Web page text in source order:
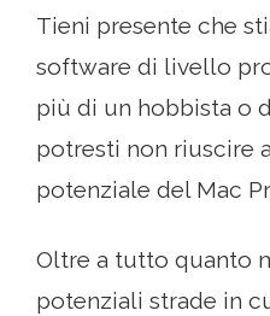
Tieni presente che
software di livello
più di un hobbista o
potresti non riuscire
potenziale del Mac
Oltre a tutto quanto
potenziali strade in